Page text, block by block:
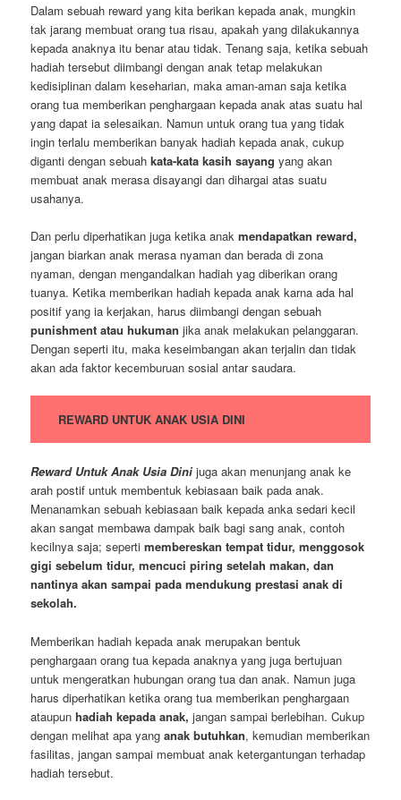
Dalam sebuah reward yang kita berikan kepada anak, mungkin
tak jarang membuat orang tua risau, apakah yang dilakukannya
kepada anaknya itu benar atau tidak. Tenang saja, ketika sebuah
hadiah tersebut diimbangi dengan anak tetap melakukan
kedisiplinan dalam keseharian, maka aman-aman saja ketika
orang tua memberikan penghargaan kepada anak atas suatu hal
yang dapat ia selesaikan. Namun untuk orang tua yang tidak
ingin terlalu memberikan banyak hadiah kepada anak, cukup
diganti dengan sebuahkata-kata kasih sayang yang akan
membuat anak merasa disayangi dan dihargai atas suatu
usahanya.
Dan perlu diperhatikan juga ketika anak mendapatkan reward,
jangan biarkan anak merasa nyaman dan berada di zona
nyaman, dengan mengandalkan hadiah yag diberikan orang
tuanya. Ketika memberikan hadiah kepada anak karna ada hal
positif yang ia kerjakan, harus diimbangi dengan sebuah
punishment atau hukuman jika anak melakukan pelanggaran.
Dengan seperti itu, maka keseimbangan akan terjalin dan tidak
akan ada faktor kecemburuan sosial antar saudara.
REWARD UNTUK ANAK USIA DINI
Reward Untuk Anak Usia Dini juga akan menunjang anak ke
arah postif untuk membentuk kebiasaan baik pada anak.
Menanamkan sebuah kebiasaan baik kepada anka sedari kecil
akan sangat membawa dampak baik bagi sang anak, contoh
kecilnya saja; sepertimembereskan tempat tidur, menggosok
gigi sebelum tidur, mencuci piring setelah makan, dan
nantinya akan sampai pada mendukung prestasi anak di
sekolah.
Memberikan hadiah kepada anak merupakan bentuk
penghargaan orang tua kepada anaknya yang juga bertujuan
untuk mengeratkan hubungan orang tua dan anak. Namun juga
harus diperhatikan ketika orang tua memberikan penghargaan
ataupunhadiah kepada anak, jangan sampai berlebihan. Cukup
dengan melihat apa yanganak butuhkan, kemudian memberikan
fasilitas, jangan sampai membuat anak ketergantungan terhadap
hadiah tersebut.